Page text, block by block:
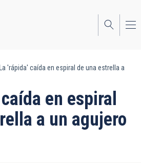
La 'rápida' caída en espiral de una estrella a
en espiral
a un agujero